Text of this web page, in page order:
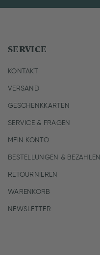
SERVICE
KONTAKT
VERSAND
GESCHENKKARTEN
SERVICE & FRAGEN
MEIN KONTO
BESTELLUNGEN & BEZAHLEN
RETOURNIEREN
WARENKORB
NEWSLETTER